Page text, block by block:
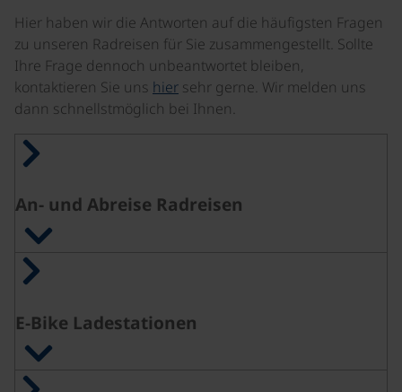
Hier haben wir die Antworten auf die häufigsten Fragen
zu unseren Radreisen für Sie zusammengestellt. Sollte
Ihre Frage dennoch unbeantwortet bleiben,
kontaktieren Sie uns hier sehr gerne. Wir melden uns
dann schnellstmöglich bei Ihnen.
An- und Abreise Radreisen
E-Bike Ladestationen